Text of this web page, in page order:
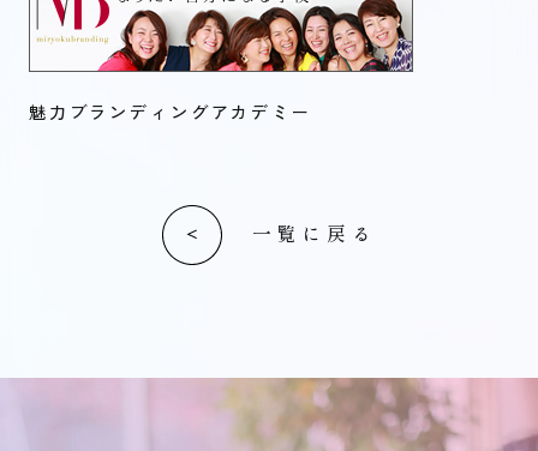
魅力ブランディングアカデミー
一覧に戻る